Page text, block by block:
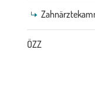
ÖZZ